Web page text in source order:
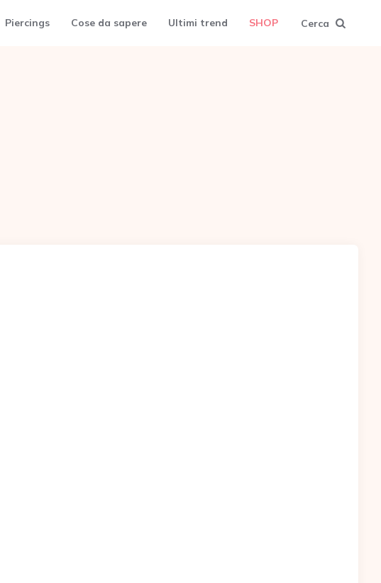
Piercings Cose da sapere Ultimi trend SHOP Cerca